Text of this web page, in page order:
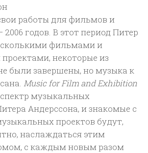
работы для фильмов и
2006 годов. В этот период Питер
фильмами и
некоторые из
были завершены, но музыка к
Music for Film and Exhibition
музыкальных
Андерссона, и знакомые с
проектов будут,
наслаждаться этим
с каждым новым разом